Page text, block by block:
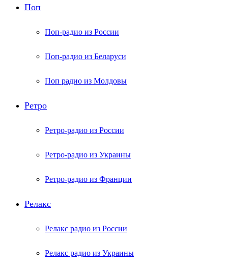
Поп
Поп-радио из России
Поп-радио из Беларуси
Поп радио из Молдовы
Ретро
Ретро-радио из России
Ретро-радио из Украины
Ретро-радио из Франции
Релакс
Релакс радио из России
Релакс радио из Украины